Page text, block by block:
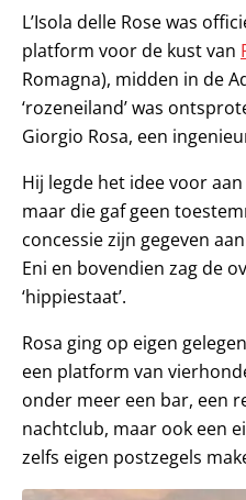
L’Isola delle Rose was
platform voor de kust van
Romagna), midden in de
‘rozeneiland’ was
Giorgio Rosa, een
Hij legde het idee voor
maar die gaf geen
concessie zijn gegeven
Eni en bovendien zag de
‘hippiestaat’.
Rosa ging op eigen
een platform van
onder meer een bar, een
nachtclub, maar ook een
zelfs eigen postzegels